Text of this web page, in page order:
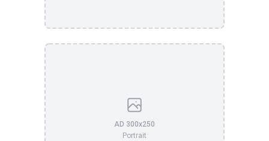
AD 300x250
Portrait